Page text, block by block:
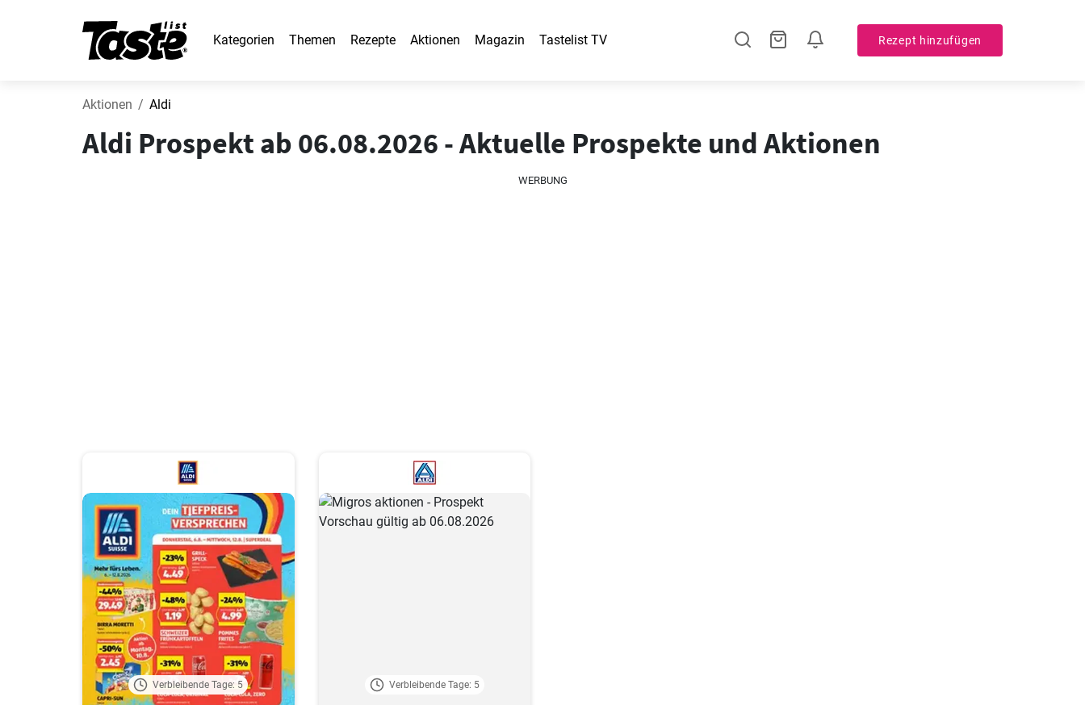
Kategorien Themen Rezepte Aktionen Magazin Tastelist TV Rezept hinzufügen
Aktionen Aldi
Aldi Prospekt ab 06.08.2026 - Aktuelle Prospekte und Aktionen
WERBUNG
Verbleibende Tage: 5 Verbleibende Tage: 5